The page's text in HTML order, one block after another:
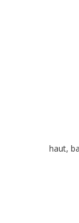
haut,